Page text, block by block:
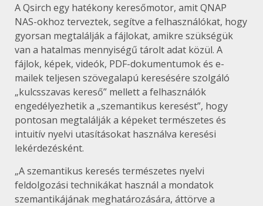
A Qsirch egy hatékony keresőmotor, amit QNAP
NAS-okhoz terveztek, segítve a felhasználókat, hogy
gyorsan megtalálják a fájlokat, amikre szükségük
van a hatalmas mennyiségű tárolt adat közül. A
fájlok, képek, videók, PDF-dokumentumok és e-
mailek teljesen szövegalapú keresésére szolgáló
„kulcsszavas kereső” mellett a felhasználók
engedélyezhetik a „szemantikus keresést”, hogy
pontosan megtalálják a képeket természetes és
intuitív nyelvi utasításokat használva keresési
lekérdezésként.
„A szemantikus keresés természetes nyelvi
feldolgozási technikákat használ a mondatok
szemantikájának meghatározására, áttörve a